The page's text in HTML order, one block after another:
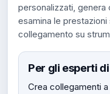
personalizzati,
esamina le
collegamento su
Per gli esperti
Crea collegamenti